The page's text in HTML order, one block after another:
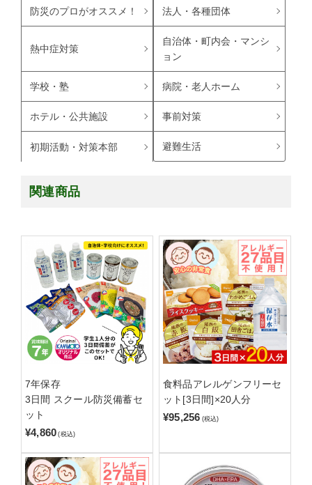
防災のプロがオススメ！ 法人・各種団体
熱中症対策
自治体・町内会・マンシ
ョン
学校・塾 病院・老人ホーム
ホテル・公共施設 事前対策
初期活動・対策本部 避難生活
関連商品
7年保存
3日間 スクール防災備蓄セ
ット
¥4,860 (税込)
食料品アレルゲンフリーセ
ット[3日間]×20人分
¥95,256 (税込)